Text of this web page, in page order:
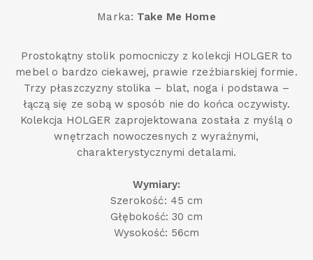
Marka: Take Me Home
Prostokątny stolik pomocniczy z kolekcji HOLGER to
mebel o bardzo ciekawej, prawie rzeźbiarskiej formie.
Trzy płaszczyzny stolika – blat, noga i podstawa –
łączą się ze sobą w sposób nie do końca oczywisty.
Kolekcja HOLGER zaprojektowana została z myślą o
wnętrzach nowoczesnych z wyraźnymi,
charakterystycznymi detalami.
Wymiary:
Szerokość: 45 cm
Głębokość: 30 cm
Wysokość: 56cm